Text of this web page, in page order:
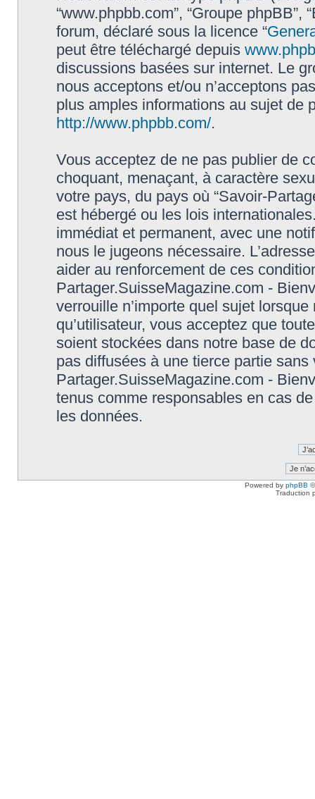
“www.phpbb.com”, “Groupe
forum, déclaré sous la licence “
peut être téléchargé depuis
discussions basées sur internet. Le
nous acceptons et/ou n’acceptons
plus amples informations au sujet de
http://www.phpbb.com/.
Vous acceptez de ne pas publier de
choquant, menaçant, à caractère
votre pays, du pays où “Savoir-
est hébergé ou les lois
immédiat et permanent, avec une
nous le jugeons nécessaire.
aider au renforcement de ces
Partager.SuisseMagazine.com -
verrouille n’importe quel sujet
qu’utilisateur, vous acceptez que
soient stockées dans notre base de
pas diffusées à une tierce partie
Partager.SuisseMagazine.com -
tenus comme responsables en cas
les données.
Powered by phpBB
Traduction